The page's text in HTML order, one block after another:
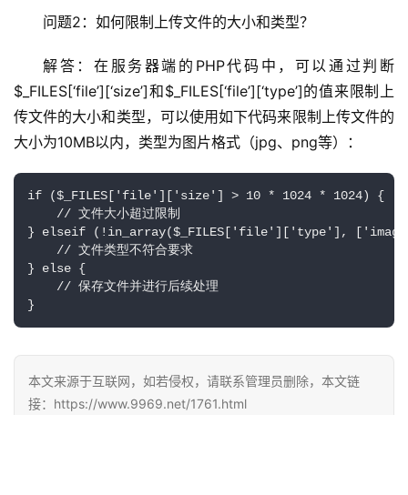
问题2：如何限制上传文件的大小和类型？
解答：在服务器端的PHP代码中，可以通过判断
$_FILES[‘file’][‘size’]和$_FILES[‘file’][‘type’]的值来限制上
传文件的大小和类型，可以使用如下代码来限制上传文件的
大小为10MB以内，类型为图片格式（jpg、png等）：
if ($_FILES['file']['size'] > 10 * 1024 * 1024) {
    // 文件大小超过限制
} elseif (!in_array($_FILES['file']['type'],
    // 文件类型不符合要求
} else {
    // 保存文件并进行后续处理
本文来源于互联网，如若侵权，请联系管理员删除，本文链
接：https://www.9969.net/1761.html